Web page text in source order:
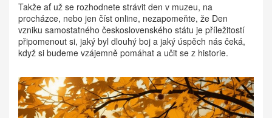
Takže ať už se rozhodnete strávit den v muzeu, na
procházce, nebo jen číst online, nezapomeňte, že Den
vzniku samostatného československého státu je příležitostí
připomenout si, jaký byl dlouhý boj a jaký úspěch nás čeká,
když si budeme vzájemně pomáhat a učit se z historie.